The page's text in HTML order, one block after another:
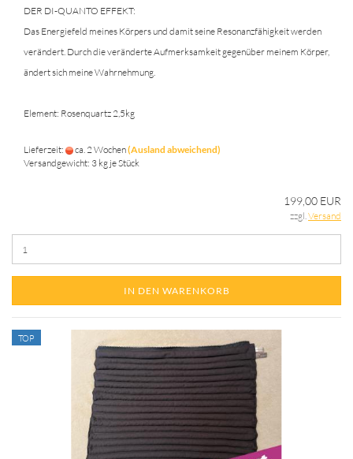
DER DI-QUANTO EFFEKT:
Das Energiefeld meines Körpers und damit seine Resonanzfähigkeit werden
verändert. Durch die veränderte Aufmerksamkeit gegenüber meinem Körper,
ändert sich meine Wahrnehmung.
Element: Rosenquartz 2,5kg
Lieferzeit: ca. 2 Wochen(Ausland abweichend)
Versandgewicht: 3 kg je Stück
199,00 EUR
zzgl.Versand
IN DEN WARENKORB
TOP